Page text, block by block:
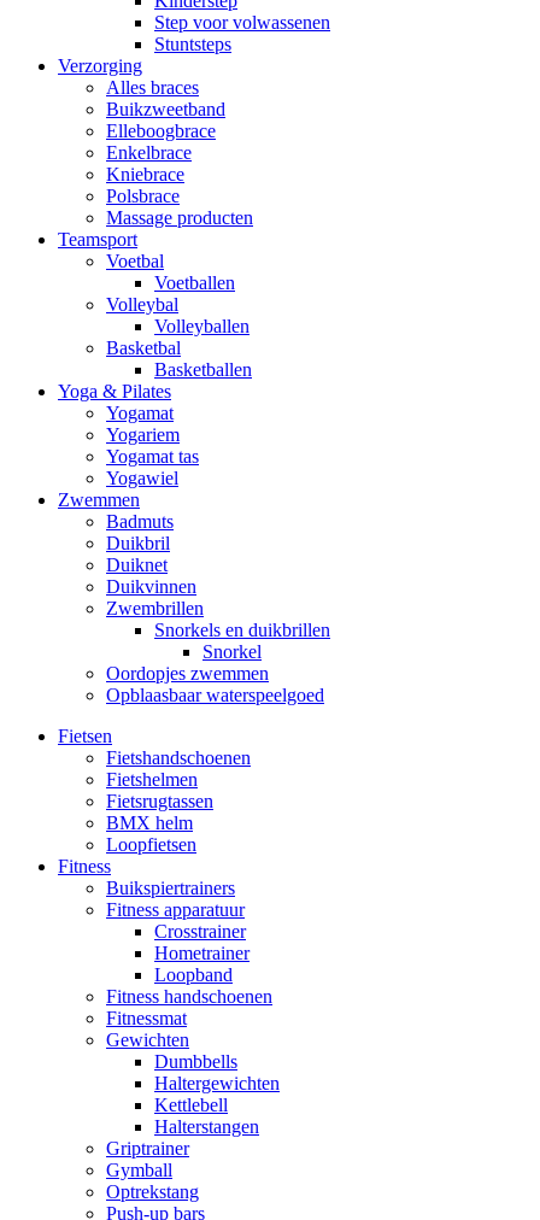
Step voor volwassenen
Stuntsteps
Verzorging
Alles braces
Buikzweetband
Elleboogbrace
Enkelbrace
Kniebrace
Polsbrace
Massage producten
Teamsport
Voetbal
Voetballen
Volleybal
Volleyballen
Basketbal
Basketballen
Yoga & Pilates
Yogamat
Yogariem
Yogamat tas
Yogawiel
Zwemmen
Badmuts
Duikbril
Duiknet
Duikvinnen
Zwembrillen
Snorkels en duikbrillen
Snorkel
Oordopjes zwemmen
Opblaasbaar waterspeelgoed
Fietsen
Fietshandschoenen
Fietshelmen
Fietsrugtassen
BMX helm
Loopfietsen
Fitness
Buikspiertrainers
Fitness apparatuur
Crosstrainer
Hometrainer
Loopband
Fitness handschoenen
Fitnessmat
Gewichten
Dumbbells
Haltergewichten
Kettlebell
Halterstangen
Griptrainer
Gymball
Optrekstang
Push-up bars